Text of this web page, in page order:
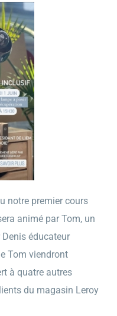
notre premier cours
animé par Tom, un
Denis éducateur
Tom viendront
à quatre autres
du magasin Leroy